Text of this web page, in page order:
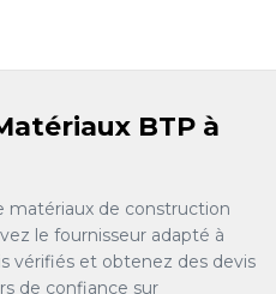
BTP à
matériaux de construction
le fournisseur adapté à
vérifiés et obtenez des devis
de confiance sur